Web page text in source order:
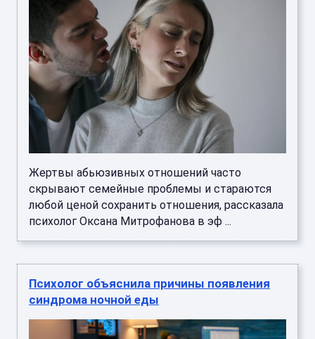
Жертвы абьюзивных отношений часто
скрывают семейные проблемы и стараются
любой ценой сохранить отношения, рассказала
психолог Оксана Митрофанова в эф ...
Психолог объяснила причины появления
синдрома ночной еды